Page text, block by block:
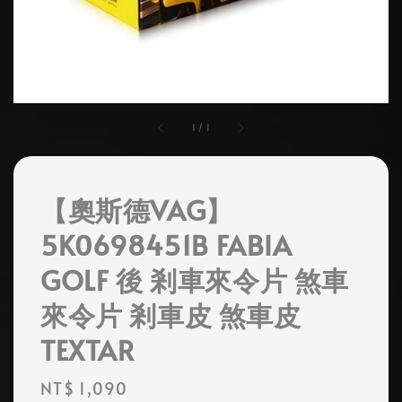
1 / 1
【奧斯德VAG】
5K0698451B FABIA
GOLF 後 剎車來令片 煞車
來令片 剎車皮 煞車皮
TEXTAR
Regular
NT$ 1,090